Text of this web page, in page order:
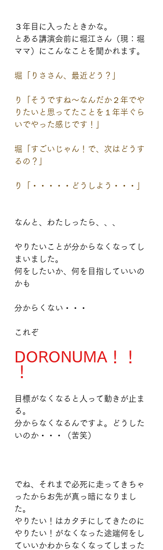
３年目に入ったときかな。
とある講演会前に堀江さん（現：堀
ママ）にこんなことを聞かれます。
堀「りささん、最近どう？」
り「そうですね〜なんだか２年でや
りたいと思ってたことを１年半ぐら
いでやった感じです！」
堀「すごいじゃん！で、次はどうす
るの？」
り「・・・・・どうしよう・・・」
なんと、わたしったら、、、
やりたいことが分からなくなってし
まいました。
何をしたいか、何を目指していいの
かも
分からくない・・・
これぞ
DORONUMA！！
！
目標がなくなると人って動きが止ま
る。
分からなくなるんですよ。どうした
いのか・・・（苦笑）
でね、それまで必死に走ってきちゃ
ったからお先が真っ暗になりまし
た。
やりたい！はカタチにしてきたのに
やりたい！がなくなった途端何をし
ていいかわからなくなってしまった